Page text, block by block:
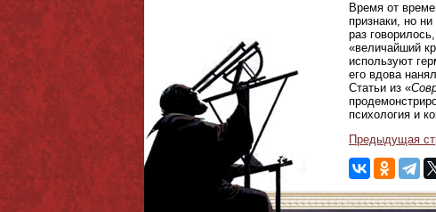
Время от
признаки, но
раз
«величайший
используют
его вдова
Статьи из «
психология и
Предыдущая